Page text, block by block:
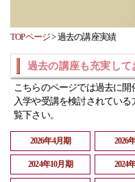
TOPページ>過去の講座実績
過去の講座も充実して
こちらのページでは過去に
入学や受講を検討されてい
覧下さい。
2026年4月期 2026
2024年10月期 2024